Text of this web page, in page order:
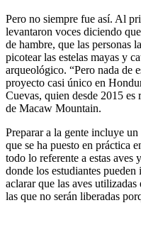
Pero no siempre fue así. Al
levantaron voces diciendo
de hambre, que las personas
picotear las estelas mayas y
arqueológico. “Pero nada de
proyecto casi único en
Cuevas, quien desde 2015
de Macaw Mountain.
Preparar a la gente incluye
que se ha puesto en práctica
todo lo referente a estas aves
donde los estudiantes
aclarar que las aves
las que no serán liberadas